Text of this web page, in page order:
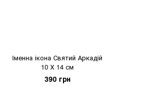
Іменна ікона Святий Аркадій
10 Х 14 см
390 грн